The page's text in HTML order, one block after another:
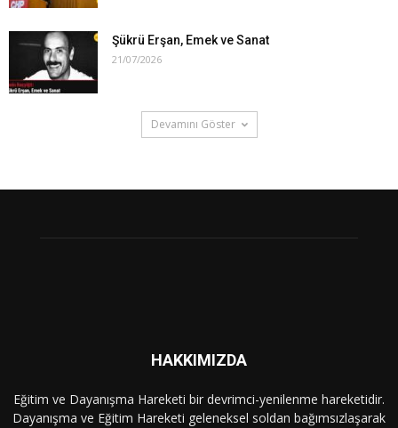
Şükrü Erşan, Emek ve Sanat
21/07/2026
Devamını Göster
HAKKIMIZDA
Eğitim ve Dayanışma Hareketi bir devrimci-yenilenme hareketidir.
Dayanışma ve Eğitim Hareketi geleneksel soldan bağımsızlaşarak